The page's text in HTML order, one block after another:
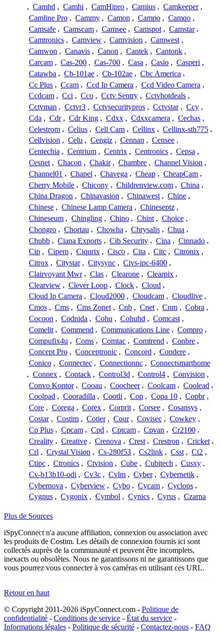
, Camhd , Camhi , CamHipro , Camius , Camkeeper ,
Camline Pro , Cammy , Camon , Campo , Camqo ,
Camsafe , Camscam , Camsee , Camspot , Camstar ,
Camtronics , Camview , Camvision , Camwest ,
Camwon , Canavis , Canon , Cantek , Cantonk ,
Carcam , Cas-200 , Cas-700 , Casa , Casio , Casperi ,
Catawba , Cb-101ae , Cb-102ae , Cbc America ,
Cc Plus , Ccam , Ccd Ip Camera , Ccd Video Camera ,
Ccdcam , Cci , Cco , Cctv Sentry , Cctvhotdeals ,
Cctvman , Cctvr3 , Cctvsecuritypros , Cctvstar , Ccy ,
Cda , Cdr , Cdr King , Cdxx , Cdxxcamera , Cechas ,
Celestrom , Celius , Cell Cam , Cellinx , Cellinx-sth775 ,
Cellvision , Celu , Cengiz , Cennan , Censee ,
Centechia , Centrium , Centrix , Centronics , Cepsa ,
Cesnet , Chacon , Chakir , Chambre , Channel Vision ,
Channel01 , Chapel , Chavega , Cheap , CheapCam ,
Cherry Mobile , Chicony , Childrenview.com , China ,
China Dragon , Chinavasion , Chinawest , Chine ,
Chinese , Chinese Lamp Camera , Chineseptz ,
Chineseum , Chingling , Chino , Chint , Choice ,
Chongro , Chortau , Chowha , Chrysalis , Chua ,
Chubb , Ciana Exports , Cib Security , Cina , Cinnado ,
Cip , Cipem , Ciqurix , Cisco , Cita , Citc , Citronix ,
Citrox , Citystar , Citysync , Civs-ipc-6400 ,
Clairvoyant Mwr , Clas , Clearone , Clearpix ,
Clearview , Clever Loop , Clock , Cloud ,
Cloud Ip Camera , Cloud2000 , Cloudcam , Cloudlive ,
Cmos , Cms , Cms Zonet , Cnb , Cnet , Cnm , Cobra ,
Cocoon , Codnida , Cohu , Cohuhd , Comcast ,
Comelit , Commend , Communications Line , Compro ,
Compufix4u , Coms , Comtac , Comtrend , Conbre ,
Concept Pro , Conceptronic , Concord , Condere ,
Conico , Connectec , Connectionnc , Connectsmarthome
, Connex , Contack , Control3d , Control4 , Convision ,
Convo Kontor , Cooau , Coocheer , Coolcam , Coolead ,
Coolpad , Cooradilla , Cootli , Cop , Copa 10 , Copbr ,
Core , Corega , Corex , Corprit , Corsee , Cosansys ,
Costar , Costim , Cotier , Cour , Covisec , Cowkey ,
Cp Plus , Cpcam , Cpd , Cptcam , Cpvan , Cr2100 ,
Creality , Creative , Crenova , Crest , Crestron , Cricket ,
Crl , Crystal Vision , Cs-280f53 , Cs2link , Csst , Ct2 ,
Ctipc , Ctronics , Ctvision , Cube , Cubitech , Cusxy ,
Cv-b13b10-odi , Cv3c , Cvlm , Cyber , Cybernetik ,
Cybernova , Cyberview , Cybo , Cycam , Cyclops ,
Cygnus , Cygonix , Cymbol , Cynics , Cyrus , Czarna
Plus de Sources
iSpyConnect n'a aucune affiliation, connexion ou association avec
les produits de Costim. Les détails de connexion fournis ici sont
collectés auprès de la communauté et peuvent être incomplets,
inexacts ou obsolètes. Nous ne garantissons ni ne garantissons que
vous pourrez vous connecter à vos caméras en utilisant ces URL.
Retour en haut
© Copyright 2011-2026 iSpyConnect.com - Politique de
confidentialité - Conditions de service - État du service -
Informations légales - Politique de sécurité - Contactez-nous - FAQ